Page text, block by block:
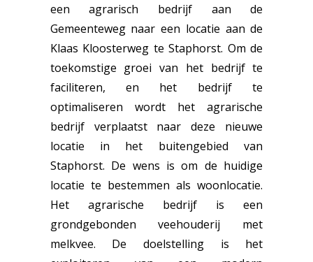
een agrarisch bedrijf aan de
Gemeenteweg naar een locatie aan de
Klaas Kloosterweg te Staphorst. Om de
toekomstige groei van het bedrijf te
faciliteren, en het bedrijf te
optimaliseren wordt het agrarische
bedrijf verplaatst naar deze nieuwe
locatie in het buitengebied van
Staphorst. De wens is om de huidige
locatie te bestemmen als woonlocatie.
Het agrarische bedrijf is een
grondgebonden veehouderij met
melkvee. De doelstelling is het